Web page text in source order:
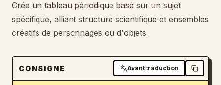
Invites
Télécharger
Crée un tableau périodique basé sur un sujet
spécifique, alliant structure scientifique et ensembles
créatifs de personnages ou d'objets.
CONSIGNE Avant traduction